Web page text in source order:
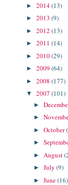
► 2014(13)
► 2013 (9)
► 2012 (13)
► 2011 (14)
► 2010(29)
► 2009 (64)
► 2008 (177)
▼ 2007 (101)
►
►
►October
►
► August
►July(9)
►June(16)